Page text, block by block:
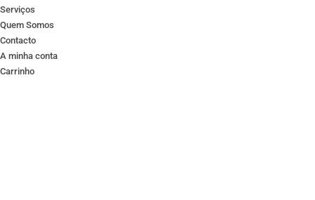
Serviços
Quem Somos
Contacto
A minha conta
Carrinho